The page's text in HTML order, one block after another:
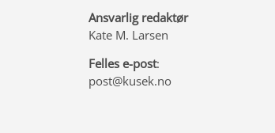
Ansvarlig redaktør
Kate M. Larsen
Felles e-post:
post@kusek.no